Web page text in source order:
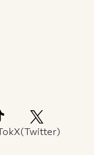
X(Twitter)